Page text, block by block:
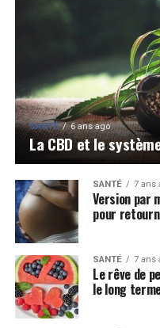
SANTÉ 6 ans ago
La CBD et le
SANTÉ 7 ans
Version par
pour
SANTÉ 7 ans
Le rêve de
le long